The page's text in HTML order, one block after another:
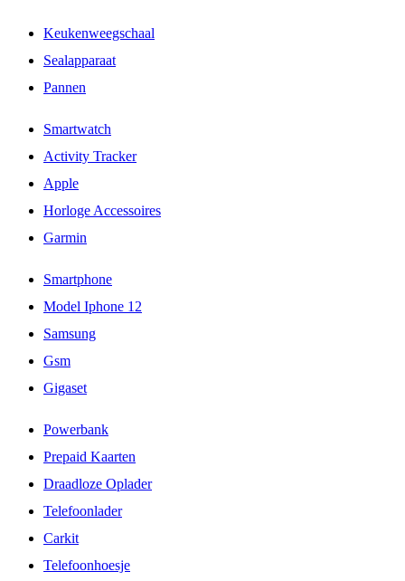
Keukenweegschaal
Sealapparaat
Pannen
Smartwatch
Activity Tracker
Apple
Horloge Accessoires
Garmin
Smartphone
Model Iphone 12
Samsung
Gsm
Gigaset
Powerbank
Prepaid Kaarten
Draadloze Oplader
Telefoonlader
Carkit
Telefoonhoesje